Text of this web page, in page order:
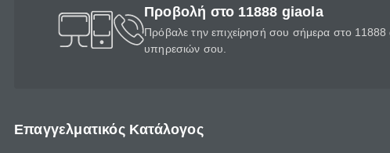
Προβολή στο 11888 giaola
Πρόβαλε την επιχείρησή σου σήμερα στο 11888
υπηρεσιών σου.
Επαγγελματικός Κατάλογος